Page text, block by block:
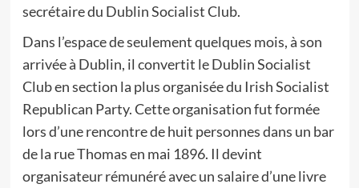
secrétaire du Dublin Socialist Club.
Dans l’espace de seulement quelques mois, à son
arrivée à Dublin, il convertit le Dublin Socialist
Club en section la plus organisée du Irish Socialist
Republican Party. Cette organisation fut formée
lors d’une rencontre de huit personnes dans un bar
de la rue Thomas en mai 1896. Il devint
organisateur rémunéré avec un salaire d’une livre